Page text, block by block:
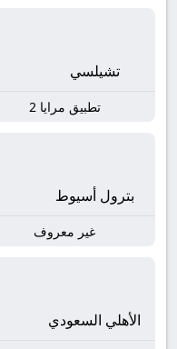
تشيلسي
تطبيق مرايا 2
بترول أسيوط
غير معروف
الأهلي السعودي